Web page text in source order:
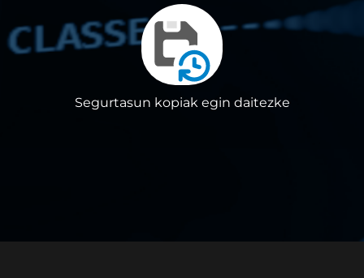
Segurtasun kopiak egin daitezke